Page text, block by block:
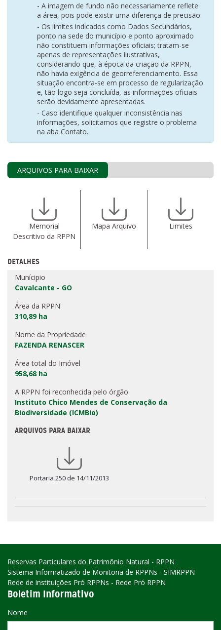
- A imagem de fundo não necessariamente reflete
a área, pois pode existir uma diferença de precisão.
- Os limites indicados como Dados Secundários,
ponto na sede do município e ponto aproximado
não constituem informações oficiais; tratam-se
apenas de representações ilustrativas,
considerando que, à época da criação da RPPN,
não havia exigência de georreferenciamento. Essa
situação encontra-se em processo de regularização
e, tão logo seja concluída, as informações oficiais
serão devidamente apresentadas.
- Caso identifique qualquer inconsistência nas
informações, solicitamos que registre o problema
na aba Contato.
ARQUIVOS PARA BAIXAR
Memorial
Descritivo da RPPN
Mapa Arquivo Limites
DETALHES
Munícipio
Cavalcante - GO
Área da RPPN
310,89 ha
Nome da Propriedade
FAZENDA RENASCER
Área total do Imóvel
958,68 ha
A RPPN foi reconhecida pelo órgão
Instituto Chico Mendes de Conservação da
Biodiversidade (ICMBio)
ARQUIVOS PARA BAIXAR
Portaria 250 de 14/11/2013
Reservas Particulares do Patrimônio Natural - RPPN
Sistema Informatizado de Monitoria de RPPNs - SIMRPPN
Rede de instituições Pró RPPNs - Rede Pró RPPN
Boletim Informativo
Nome